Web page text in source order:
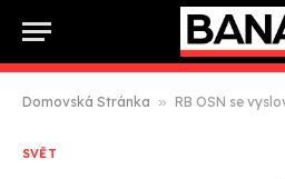
Domovská Stránka » RB OSN se vyslovila pro
SVĚT